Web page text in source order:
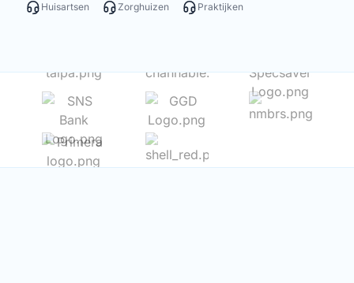
Huisartsen Zorghuizen Praktijken